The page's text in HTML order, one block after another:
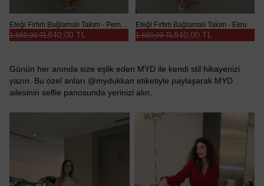
Eteği Fırfırlı Bağlamalı Takım - Pembe
840,00 TL
1.680,00 TL
Eteği Fırfırlı Bağlamalı Takım - Ekru
840,00 TL
1.680,00 TL
Günün her anında size eşlik eden MYD ile kendi stil hikayenizi
yazın. Bu özel anları @mydukkan etiketiyle paylaşarak MYD
ailesinin selfie panosunda yerinizi alın.